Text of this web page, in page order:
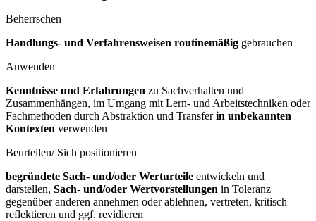
Beherrschen
Handlungs- und Verfahrensweisen routinemäßig gebrauchen
Anwenden
Kenntnisse und Erfahrungen zu Sachverhalten und
Zusammenhängen, im Umgang mit Lern- und Arbeitstechniken oder
Fachmethoden durch Abstraktion und Transferin unbekannten
Kontexten verwenden
Beurteilen/ Sich positionieren
begründete Sach- und/oder Werturteile entwickeln und
darstellen, Sach- und/oder Wertvorstellungen in Toleranz
gegenüber anderen annehmen oder ablehnen, vertreten, kritisch
reflektieren und ggf. revidieren